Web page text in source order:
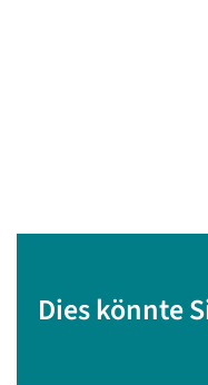
Dies könnte